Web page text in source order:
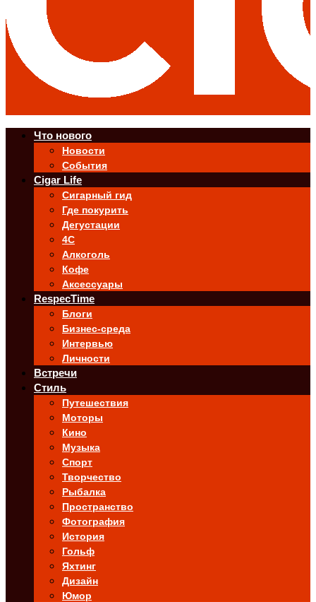
Что нового
Новости
События
Cigar Life
Сигарный гид
Где покурить
Дегустации
4C
Алкоголь
Кофе
Аксессуары
RespecTime
Блоги
Бизнес-среда
Интервью
Личности
Встречи
Стиль
Путешествия
Моторы
Кино
Музыка
Спорт
Творчество
Рыбалка
Пространство
Фотография
История
Гольф
Яхтинг
Дизайн
Юмор